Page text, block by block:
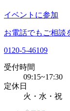
イベントに参加
お電話でもご相談
0120-5-46109
受付時間
09:15~17:30
定休日
火・水・祝